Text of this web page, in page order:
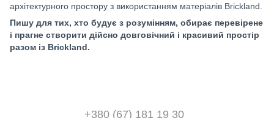
архітектурного простору з використанням матеріалів Brickland.
Пишу для тих, хто будує з розумінням, обирає перевірене
і прагне створити дійсно довговічний і красивий простір
разом із Brickland.
+380 (67) 181 19 30